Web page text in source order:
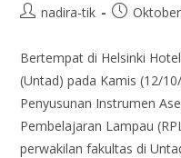
nadira-tik
Bertempat di Helsinki
(Untad) pada Kamis (12/
Penyusunan Instrumen
Pembelajaran Lampau
perwakilan fakultas di